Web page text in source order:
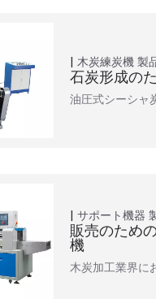
木炭練炭機 製
石炭形成の
油圧式シーシャ
サポート機器
販売のため
機
木炭加工業界に